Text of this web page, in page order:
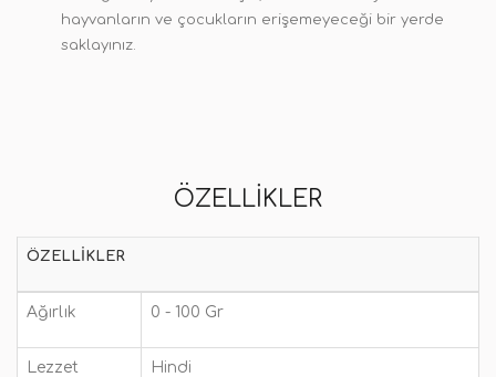
hayvanların ve çocukların erişemeyeceği bir yerde
saklayınız.
ÖZELLIKLER
ÖZELLIKLER
Ağırlık 0 - 100 Gr
Lezzet Hindi